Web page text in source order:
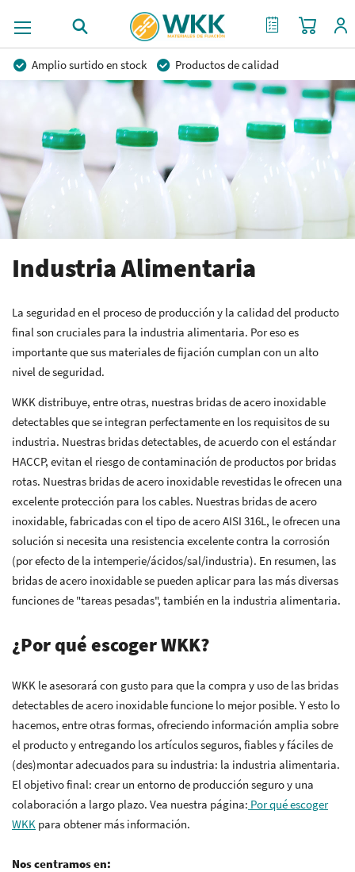
Mi cesta
Mi Cotización
Amplio surtido en stock
Productos de calidad
Precios competitivos
Entrega rápida
Asesoramiento personal
Más de 40 años de experiencia
Posibilidad de crear marca privada
Industria Alimentaria
La seguridad en el proceso de producción y la calidad del producto
final son cruciales para la industria alimentaria. Por eso es
importante que sus materiales de fijación cumplan con un alto
nivel de seguridad.
WKK distribuye, entre otras, nuestras bridas de acero inoxidable
detectables que se integran perfectamente en los requisitos de su
industria. Nuestras bridas detectables, de acuerdo con el estándar
HACCP, evitan el riesgo de contaminación de productos por bridas
rotas. Nuestras bridas de acero inoxidable revestidas le ofrecen una
excelente protección para los cables. Nuestras bridas de acero
inoxidable, fabricadas con el tipo de acero AISI 316L, le ofrecen una
solución si necesita una resistencia excelente contra la corrosión
(por efecto de la intemperie/ácidos/sal/industria). En resumen, las
bridas de acero inoxidable se pueden aplicar para las más diversas
funciones de "tareas pesadas", también en la industria alimentaria.
¿Por qué escoger WKK?
WKK le asesorará con gusto para que la compra y uso de las bridas
detectables de acero inoxidable funcione lo mejor posible. Y esto lo
hacemos, entre otras formas, ofreciendo información amplia sobre
el producto y entregando los artículos seguros, fiables y fáciles de
(des)montar adecuados para su industria: la industria alimentaria.
El objetivo final: crear un entorno de producción seguro y una
colaboración a largo plazo. Vea nuestra página: Por qué escoger
WKK para obtener más información.
Nos centramos en: